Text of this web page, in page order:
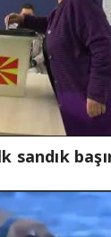
sandık